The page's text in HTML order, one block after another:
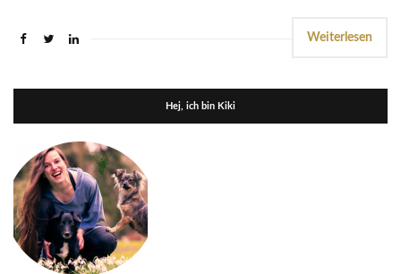
Weiterlesen
Hej, ich bin Kiki